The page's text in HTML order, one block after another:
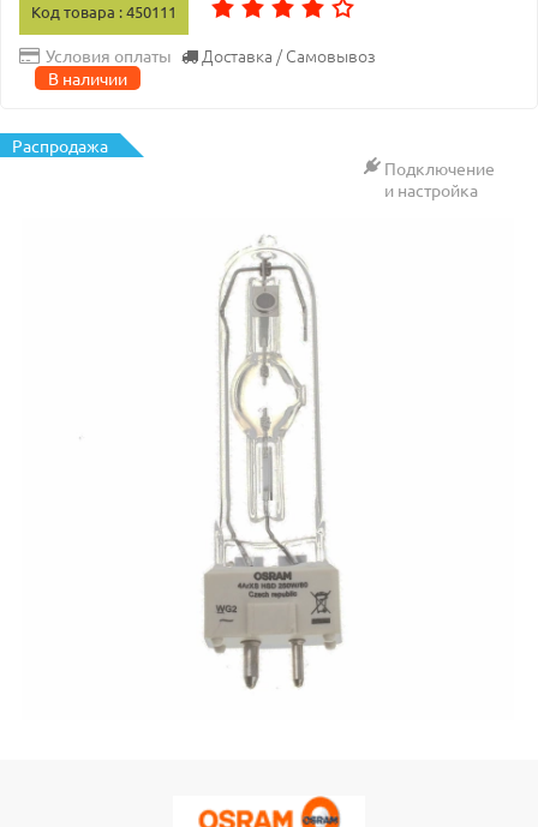
Код товара : 450111
Условия оплаты Доставка / Самовывоз
В наличии
Распродажа
Подключение
и настройка